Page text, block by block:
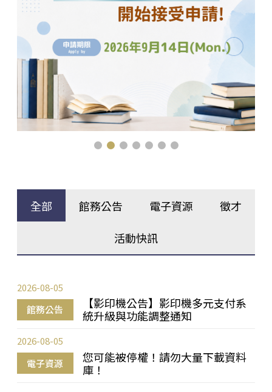
全部 館務公告 電子資源 徵才
活動快訊
館務公告
【影印機公告】影印機多元支付系
統升級與功能調整通知
2026-08-05
電子資源
您可能被停權！請勿大量下載資料
庫！
2026-08-05